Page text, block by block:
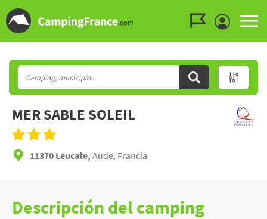
MER SABLE SOLEIL
11370 Leucate, Aude, Francia
Descripción del camping